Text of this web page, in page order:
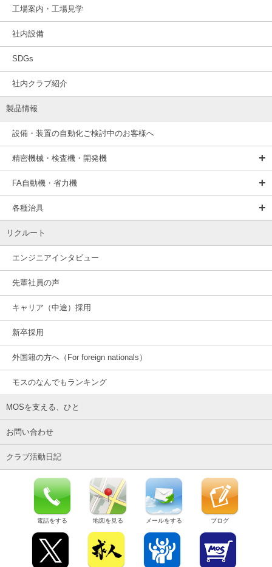
工場案内・工場見学
社内設備
SDGs
社内クラブ紹介
製品情報
設備・装置の自動化ご検討中のお客様へ
精密機械・検査機・開発機
FA自動機・省力機
各種治具
リクルート
エンジニアインタビュー
先輩社員の声
キャリア（中途）採用
新卒採用
外国籍の方へ（For foreign nationals）
モスのなんでもランキング
MOSを支える、ひと
お問い合わせ
クラブ活動日記
電話をする 地図を見る メールをする ブログ